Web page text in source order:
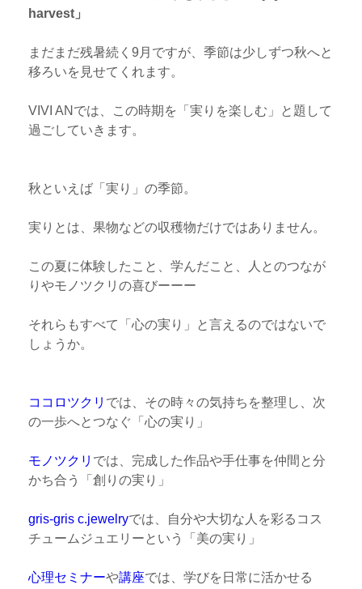
harvest」
まだまだ残暑続く9月ですが、季節は少しずつ秋へと
移ろいを見せてくれます。
VIVI ANでは、この時期を「実りを楽しむ」と題して
過ごしていきます。
秋といえば「実り」の季節。
実りとは、果物などの収穫物だけではありません。
この夏に体験したこと、学んだこと、人とのつなが
りやモノツクリの喜びーーー
それらもすべて「心の実り」と言えるのではないで
しょうか。
ココロツクリ では、その時々の気持ちを整理し、次
の一歩へとつなぐ「心の実り」
モノツクリ では、完成した作品や手仕事を仲間と分
かち合う「創りの実り」
gris-gris c.jewelryでは、自分や大切な人を彩るコス
チュームジュエリーという「美の実り」
心理セミナーや講座では、学びを日常に活かせる